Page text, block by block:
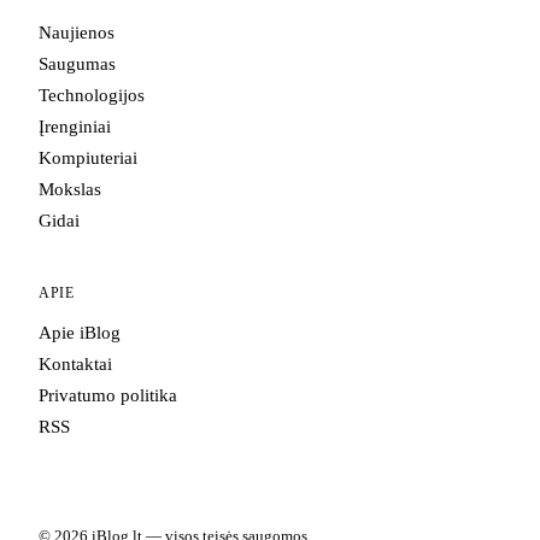
Naujienos
Saugumas
Technologijos
Įrenginiai
Kompiuteriai
Mokslas
Gidai
APIE
Apie iBlog
Kontaktai
Privatumo politika
RSS
© 2026 iBlog.lt — visos teisės saugomos